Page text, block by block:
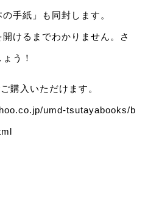
手紙」も同封します。
けるまでわかりません。さ
う！
購入いただけます。
umd-tsutayabooks/b